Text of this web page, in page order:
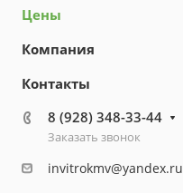
Цены
Компания
Контакты
8 (928) 348-33-44
Заказать звонок
invitrokmv@yandex.ru